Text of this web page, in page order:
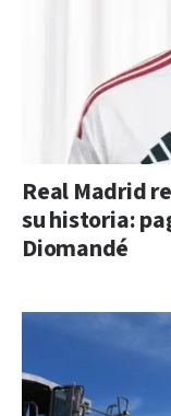
Real Madrid
su historia:
Diomandé